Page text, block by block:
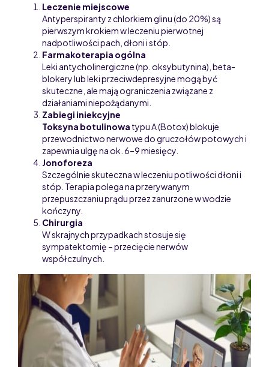
Leczenie miejscowe
Antyperspiranty z chlorkiem glinu (do 20%) są
pierwszym krokiem w leczeniu pierwotnej
nadpotliwości pach, dłoni i stóp.
Farmakoterapia ogólna
Leki antycholinergiczne (np. oksybutynina), beta-
blokery lub leki przeciwdepresyjne mogą być
skuteczne, ale mają ograniczenia związane z
działaniami niepożądanymi.
Zabiegi iniekcyjne
Toksyna botulinowa typu A (Botox) blokuje
przewodnictwo nerwowe do gruczołów potowych i
zapewnia ulgę na ok. 6–9 miesięcy.
Jonoforeza
Szczególnie skuteczna w leczeniu potliwości dłoni i
stóp. Terapia polega na przerywanym
przepuszczaniu prądu przez zanurzone w wodzie
kończyny.
Chirurgia
W skrajnych przypadkach stosuje się
sympatektomię – przecięcie nerwów
współczulnych.